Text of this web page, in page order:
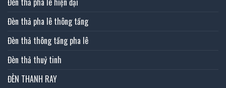
Đèn thả pha lê thông tầng
Đèn thả thông tầng pha lê
Đèn thả thuỷ tinh
ĐÈN THANH RAY